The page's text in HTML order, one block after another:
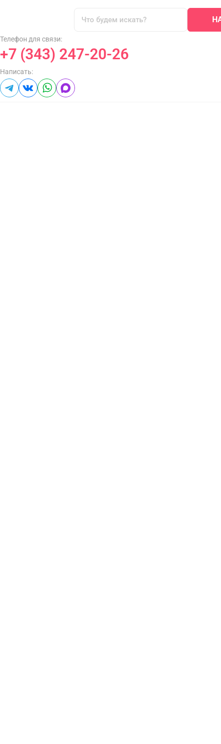
Телефон для связи:
+7 (343) 247-20-26
Написать: